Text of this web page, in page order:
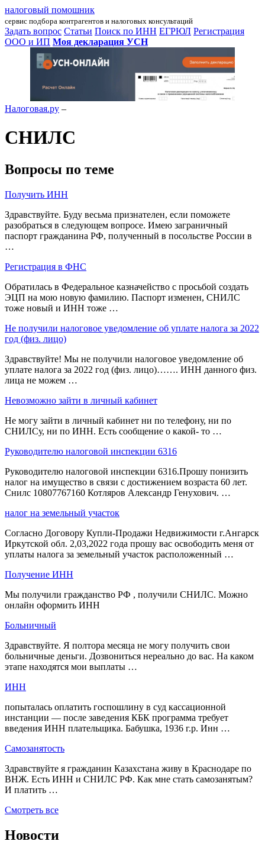
налоговый помошник
сервис подбора контрагентов и налоговых консультаций
Задать вопрос Статьи Поиск по ИНН ЕГРЮЛ Регистрация
ООО и ИП Моя декларация УСН
Налоговая.ру –
СНИЛС
Вопросы по теме
Получить ИНН
Здравствуйте. Буду весьма признателен, если поможете
разобраться в следующем вопросе. Имею заграничный
паспорт гражданина РФ, полученный в посольстве России в
…
Регистрация в ФНС
Обратилась в Федеральное казначейство с просьбой создать
ЭЦП на мою новую фамилию. Паспорт изменен, СНИЛС
тоже новый и ИНН тоже …
Не получили налоговое уведомление об уплате налога за 2022
год (физ. лицо)
Здравствуйте! Мы не получили налоговое уведомление об
уплате налога за 2022 год (физ. лицо)……. ИНН данного физ.
лица не можем …
Невозможно зайти в личный кабинет
Не могу зайти в личный кабинет ни по телефону, ни по
СНИЛСу, ни по ИНН. Есть сообщение о какой- то …
Руководителю налоговой инспекции 6316
Руководителю налоговой инспекции 6316.Прошу понизить
налог на имущество в связи с достижением возраста 60 лет.
Снилс 10807767160 Котляров Александр Генухович. …
налог на земельный участок
Согласно Договору Купли-Продажи Недвижимости г.Ангарск
Иркутской обл. 2,03,2022 года прошу вас освободить меня от
уплаты налога за земельный участок расположенный …
Получение ИНН
Мы получили гражданство РФ , получили СНИЛС. Можно
онлайн оформить ИНН
Больничный
Здравствуйте. Я полтора месяца не могу получить свои
больничные деньги. Дозвониться нереально до вас. На каком
этапе находятся мои выплаты …
ИНН
попыталась оплатить госпошлину в суд кассационной
инстанции — после заведения КБК программа требует
введения ИНН плательщика. Бабушка, 1936 г.р. Инн …
Самозанятость
Здравствуйте я гражданин Казахстана живу в Краснодаре по
ВНЖ. Есть ИНН и СНИЛС РФ. Как мне стать самозанятым?
И платить …
Смотреть все
Новости